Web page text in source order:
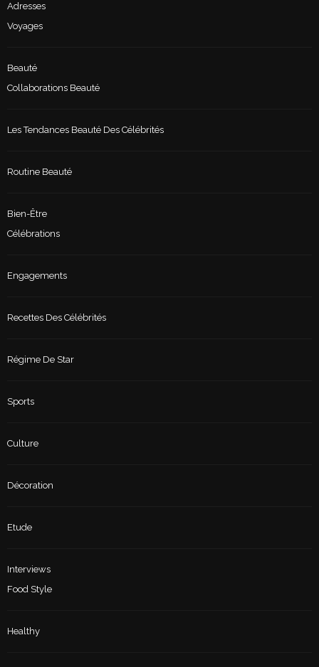
Adresses
Voyages
Beauté
Collaborations Beauté
Les Tendances Beauté Des Célébrités
Routine Beauté
Bien-Être
Célébrations
Engagements
Recettes Des Célébrités
Régime De Star
Sports
Culture
Décoration
Etude
Interviews
Food Style
Healthy